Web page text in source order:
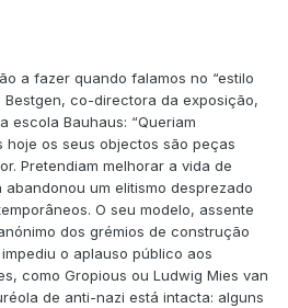
a fazer quando falamos no “estilo
Bestgen, co-directora da exposição,
escola Bauhaus: “Queriam
hoje os seus objectos são peças
Pretendiam melhorar a vida de
um elitismo desprezado
O seu modelo, assente
dos grémios de construção
o aplauso público aos
como Gropious ou Ludwig Mies van
de anti-nazi está intacta: alguns